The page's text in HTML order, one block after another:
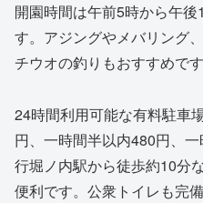
開園時間は午前5時から午
す。アジングやメバリング
チウオの釣りもおすすめです
24時間利用可能な有料駐車
円、一時間半以内480円、
行堀ノ内駅から徒歩約10分
便利です。公衆トイレも完